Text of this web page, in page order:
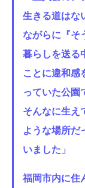
生きる道はな
ながらに『そ
暮らしを送る
ことに違和感
っていた公園
そんなに生え
ような場所だ
いました」
福岡市内に住